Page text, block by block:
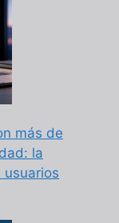
más de
la
usuarios